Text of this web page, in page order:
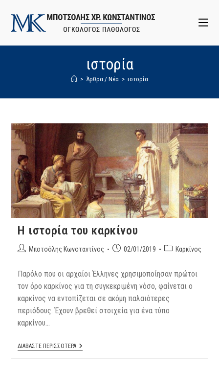
ιστορία
> Άρθρα / Νέα > ιστορία
Η ιστορία του καρκίνου
Μποτσόλης Κωνσταντίνος 02/01/2019 Καρκίνος
Παρόλο που οι αρχαίοι Έλληνες χρησιμοποίησαν πρώτοι
τον όρο καρκίνος για τη συγκεκριμένη νόσο, φαίνεται ο
καρκίνος να εντοπίζεται σε ακόμη παλαιότερες
περιόδους. Έχουν βρεθεί στοιχεία για ένα τύπο
καρκίνου…
ΔΙΑΒΑΣΤΕ ΠΕΡΙΣΣΟΤΕΡΑ